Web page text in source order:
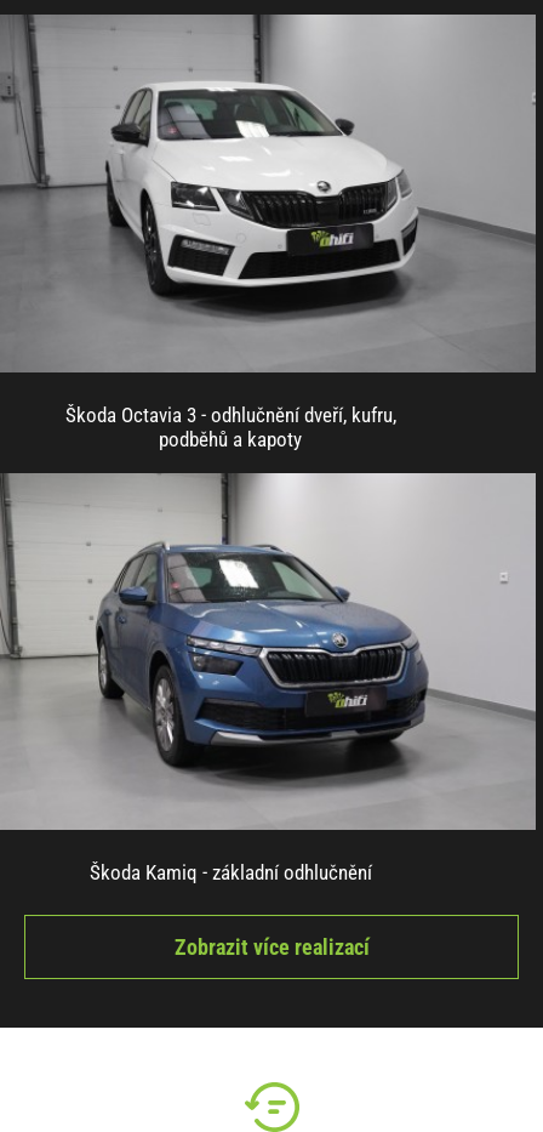
Škoda Octavia 3 - odhlučnění dveří, kufru,
podběhů a kapoty
Škoda Kamiq - základní odhlučnění
Zobrazit více realizací